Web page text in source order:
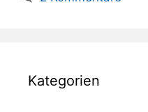
Kategorien